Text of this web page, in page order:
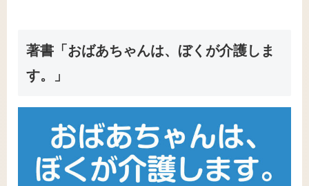
著書「おばあちゃんは、ぼくが介護しま
す。」